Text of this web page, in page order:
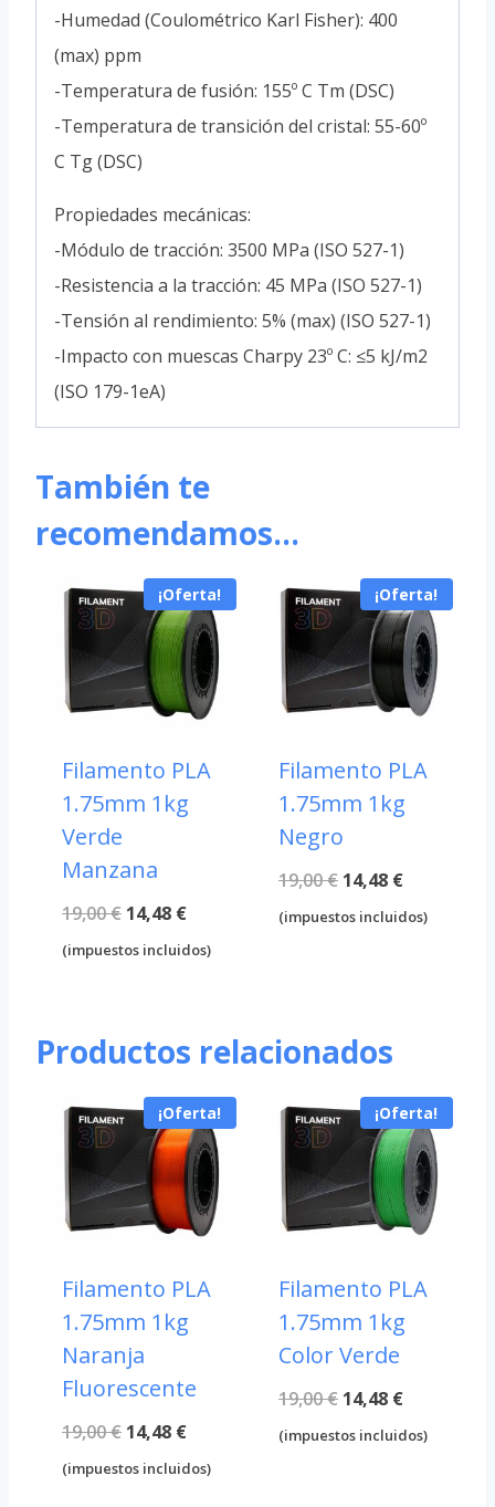
-Humedad (Coulométrico Karl Fisher): 400
(max) ppm
-Temperatura de fusión: 155º C Tm (DSC)
-Temperatura de transición del cristal: 55-60º
C Tg (DSC)
Propiedades mecánicas:
-Módulo de tracción: 3500 MPa (ISO 527-1)
-Resistencia a la tracción: 45 MPa (ISO 527-1)
-Tensión al rendimiento: 5% (max) (ISO 527-1)
-Impacto con muescas Charpy 23º C: ≤5 kJ/m2
(ISO 179-1eA)
También te
recomendamos…
¡Oferta!
Filamento PLA
1.75mm 1kg
Verde
Manzana
19,00€ El
precio
19,00 €.
14,48 €El
precio
14,48 €.
(impuestos incluidos)
¡Oferta!
Filamento PLA
1.75mm 1kg
Negro
19,00€ El
precio
14,48 €El
precio
(impuestos incluidos)
Productos relacionados
¡Oferta!
Filamento PLA
1.75mm 1kg
Naranja
Fluorescente
19,00€ El
precio
14,48 €El
precio
(impuestos incluidos)
¡Oferta!
Filamento PLA
1.75mm 1kg
Color Verde
19,00€ El
precio
14,48 €El
precio
(impuestos incluidos)